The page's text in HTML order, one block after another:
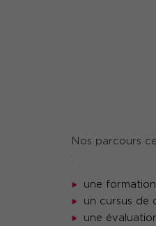
Nos parcours
:
une
un cursus de
une